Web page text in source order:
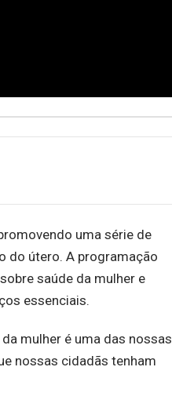
uma série de
do útero. A programação
saúde da mulher e
essenciais.
mulher é uma das nossas
nossas cidadãs tenham